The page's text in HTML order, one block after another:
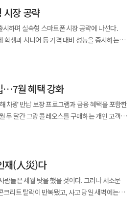
까지 차별화된 혜택을 누릴 수 있도록 다양한
비스를 지속 선보이겠다"고 말했다.
상 차종은 현대차 아이오닉5와 아이오닉6,
한 고객 통지문에는 해당 조치가 '중대리콜
상 차량 소유주는 자동차
확인할 수 있고, 제작사 안내문 수령 전이라도
예약 수요·부품 리드 타임에 따라 조치 기간이
피한 뒤, 스마트폰으로 신고하는 대응
조치사항을 안내받아야 한다. 차량
443억원으로 평상시 203억원보다 2배 이상
도나 물에 잠긴 도로에는 진입하지 않는 것이
상 늘어날 수 있어 감속운전과 안전거리 확보가
다. 문자나 유선 안내는 보험개발원 공식
차량손해 담보가 다른 차량과의 충돌이나
고와 다른 물체와의 충돌, 화재·낙뢰 등으로
장 공략
하며 실속형 스마트폰 시장 공략에 나선다.
생과 시니어 등 가격 대비 성능을 중시하는
징이다. 출고가는 50만원대로
지 개통한 고객에게는 '삼성전자 감사
한 데 이어 갤럭시 점프5에는 갤럭시 A시리즈
통신사들도 전용 단말을 통해 실속형 AI
높였다. 출시를 기념한 고객
권과 캐릭터 협업 보조배터리 패키지를
…7월 혜택 강화
차량 반납 보장 프로그램과 금융 혜택을 포함한
용 과정에서 발생한 누적 이자와
는 이달부터 그랑
차량 구매 후 처음
터 최대 60개월 동안 연 4.9% 금리로 원금과
재(人災)다
들은 세월 탓을 했을 것이다. 그러나 서소문
리트 탈락이 반복됐고, 사고 당일 새벽에는
도 사람을 현장 안으로 들여보낸 끝에 세 명이